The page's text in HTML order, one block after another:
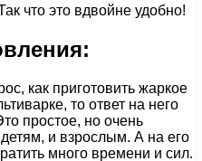
что это вдвойне удобно!
как приготовить жаркое
то ответ на него
простое, но очень
и взрослым. А на его
много времени и сил.